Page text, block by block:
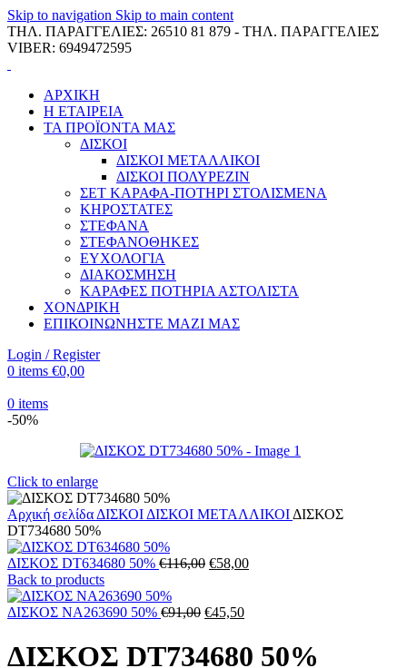
Skip to navigation Skip to main content
ΤΗΛ. ΠΑΡΑΓΓΕΛΙΕΣ: 26510 81 879 - ΤΗΛ. ΠΑΡΑΓΓΕΛΙΕΣ
VIBER: 6949472595
ΑΡΧΙΚΗ
Η ΕΤΑΙΡΕΙΑ
ΤΑ ΠΡΟΪΟΝΤΑ ΜΑΣ
ΔΙΣΚΟΙ
ΔΙΣΚΟΙ ΜΕΤΑΛΛΙΚΟΙ
ΔΙΣΚΟΙ ΠΟΛΥΡΕΖΙΝ
ΣΕΤ ΚΑΡΑΦΑ-ΠΟΤΗΡΙ ΣΤΟΛΙΣΜΕΝΑ
ΚΗΡΟΣΤΑΤΕΣ
ΣΤΕΦΑΝΑ
ΣΤΕΦΑΝΟΘΗΚΕΣ
ΕΥΧΟΛΟΓΙΑ
ΔΙΑΚΟΣΜΗΣΗ
ΚΑΡΑΦΕΣ ΠΟΤΗΡΙΑ ΑΣΤΟΛΙΣΤΑ
ΧΟΝΔΡΙΚΗ
ΕΠΙΚΟΙΝΩΝΗΣΤΕ ΜΑΖΙ ΜΑΣ
Login / Register
0 items €0,00
0 items
-50%
Click to enlarge
Αρχική σελίδα ΔΙΣΚΟΙ ΔΙΣΚΟΙ ΜΕΤΑΛΛΙΚΟΙ ΔΙΣΚΟΣ
DT734680 50%
ΔΙΣΚΟΣ DT634680 50% €116,00 Original
€116,00.
€58,00Η
Back to products
ΔΙΣΚΟΣ NA263690 50% €91,00 Original
was:
€91,00.
€45,50Η
τιμή
είναι:
ΔΙΣΚΟΣ DT734680 50%